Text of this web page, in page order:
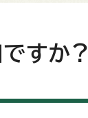
ですか?